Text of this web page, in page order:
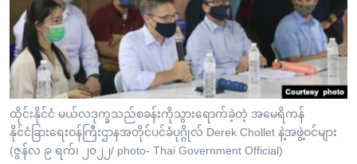
ညွန်း
စာမျက်နှာ
သို့
ကျော်
ကြည့်
ရန်
ရှာဖွေ
သုတပဒေသာ အင်္ဂလိပ်စာ
Learning English
ဗွီအိုအေ လူမှုကွန်ယက်များ
ဘာသာစကားများ
ထိုင်းနိုင်ငံ မယ်လဒုက္ခသည်စခန်းကိုသွားရောက်ခဲ့တဲ့ အမေရိကန်
နိုင်ငံခြားရေးဝန်ကြီးဌာနအတိုင်ပင်ခံပုဂ္ဂိုလ် Derek Chollet နဲ့အဖွဲ့ဝင်များ
(ဇွန်လ ၉ ရက်၊ ၂၀၂၂/ photo- Thai Government Official)